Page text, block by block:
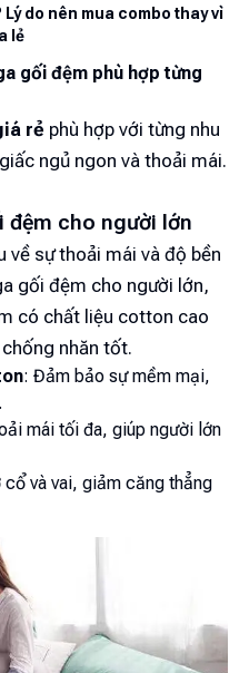
do nên mua combo thay vì
lẻ
gối đệm phù hợp từng
rẻ phù hợp với từng nhu
ngủ ngon và thoải mái.
đệm cho người lớn
về sự thoải mái và độ bền
gối đệm cho người lớn,
có chất liệu cotton cao
nhăn tốt.
: Đảm bảo sự mềm mại,
mái tối đa, giúp người lớn
và vai, giảm căng thẳng